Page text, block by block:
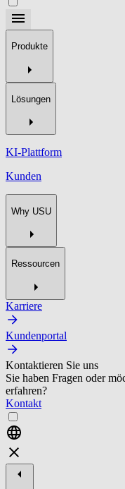
Produkte
Lösungen
KI-Plattform
Kunden
Why USU
Ressourcen
Karriere
Kundenportal
Kontaktieren Sie uns
Sie haben Fragen oder
erfahren?
Kontakt